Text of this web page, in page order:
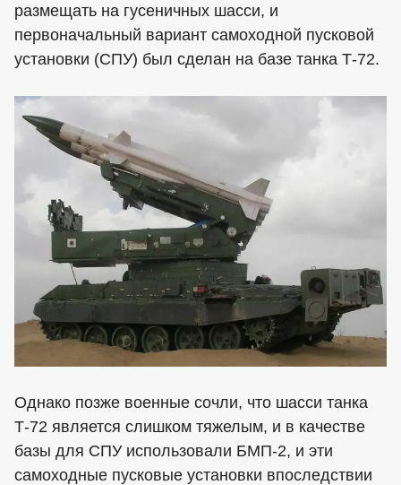
размещать на гусеничных шасси, и
первоначальный вариант самоходной пусковой
установки (СПУ) был сделан на базе танка Т-72.
Однако позже военные сочли, что шасси танка
Т-72 является слишком тяжелым, и в качестве
базы для СПУ использовали БМП-2, и эти
самоходные пусковые установки впоследствии